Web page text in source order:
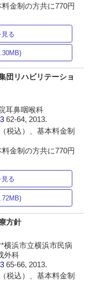
金制の方共に770円
る
団リハビリテーショ
耳鼻咽喉科
62-64, 2013.
税込）、基本料金制
金制の方共に770円
る
方針
横浜市立横浜市民病
外科
65-66, 2013.
税込）、基本料金制